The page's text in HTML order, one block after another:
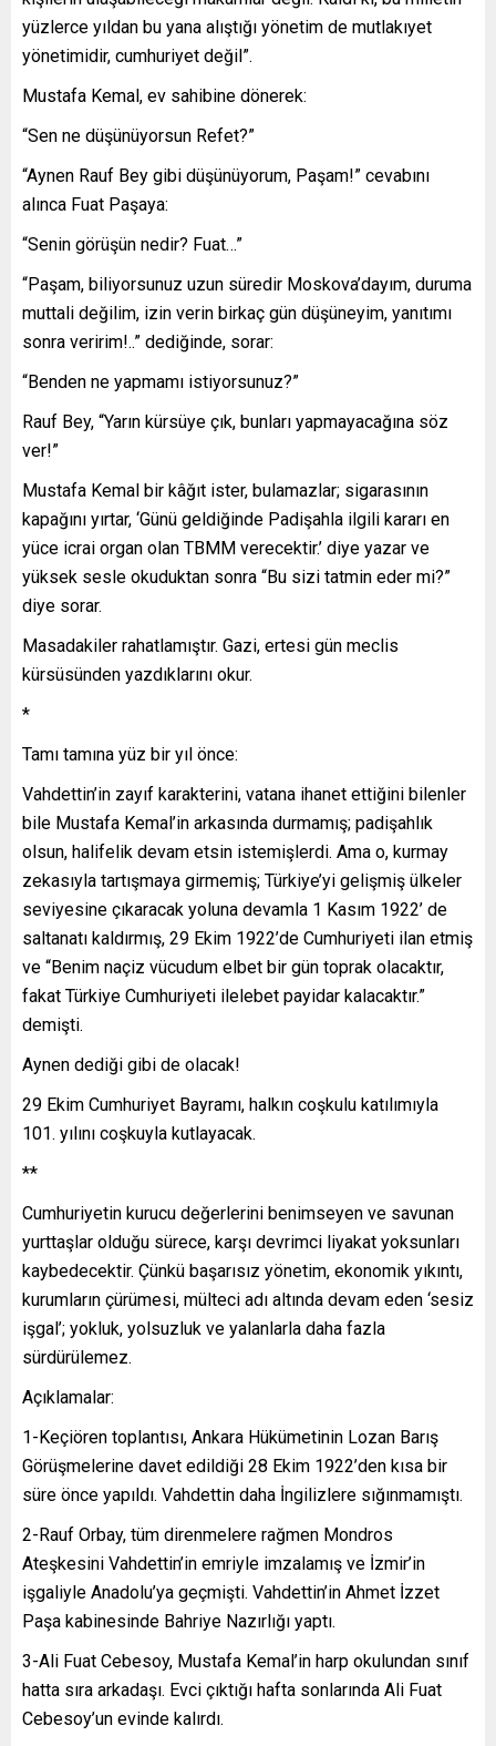
yüzlerce yıldan bu yana alıştığı yönetim de mutlakıyet
yönetimidir, cumhuriyet değil”.
Mustafa Kemal, ev sahibine dönerek:
“Sen ne düşünüyorsun Refet?”
“Aynen Rauf Bey gibi düşünüyorum, Paşam!” cevabını
alınca Fuat Paşaya:
“Senin görüşün nedir? Fuat…”
“Paşam, biliyorsunuz uzun süredir Moskova’dayım, duruma
muttali değilim, izin verin birkaç gün düşüneyim, yanıtımı
sonra veririm!..” dediğinde, sorar:
“Benden ne yapmamı istiyorsunuz?”
Rauf Bey, “Yarın kürsüye çık, bunları yapmayacağına söz
ver!”
Mustafa Kemal bir kâğıt ister, bulamazlar; sigarasının
kapağını yırtar, ‘Günü geldiğinde Padişahla ilgili kararı en
yüce icrai organ olan TBMM verecektir.’ diye yazar ve
yüksek sesle okuduktan sonra “Bu sizi tatmin eder mi?”
diye sorar.
Masadakiler rahatlamıştır. Gazi, ertesi gün meclis
kürsüsünden yazdıklarını okur.
*
Tamı tamına yüz bir yıl önce:
Vahdettin’in zayıf karakterini, vatana ihanet ettiğini bilenler
bile Mustafa Kemal’in arkasında durmamış; padişahlık
olsun, halifelik devam etsin istemişlerdi. Ama o, kurmay
zekasıyla tartışmaya girmemiş; Türkiye’yi gelişmiş ülkeler
seviyesine çıkaracak yoluna devamla 1 Kasım 1922’ de
saltanatı kaldırmış, 29 Ekim 1922’de Cumhuriyeti ilan etmiş
ve “Benim naçiz vücudum elbet bir gün toprak olacaktır,
fakat Türkiye Cumhuriyeti ilelebet payidar kalacaktır.”
demişti.
Aynen dediği gibi de olacak!
29 Ekim Cumhuriyet Bayramı, halkın coşkulu katılımıyla
101. yılını coşkuyla kutlayacak.
**
Cumhuriyetin kurucu değerlerini benimseyen ve savunan
yurttaşlar olduğu sürece, karşı devrimci liyakat yoksunları
kaybedecektir. Çünkü başarısız yönetim, ekonomik yıkıntı,
kurumların çürümesi, mülteci adı altında devam eden ‘sesiz
işgal’; yokluk, yolsuzluk ve yalanlarla daha fazla
sürdürülemez.
Açıklamalar:
1-Keçiören toplantısı, Ankara Hükümetinin Lozan Barış
Görüşmelerine davet edildiği 28 Ekim 1922’den kısa bir
süre önce yapıldı. Vahdettin daha İngilizlere sığınmamıştı.
2-Rauf Orbay, tüm direnmelere rağmen Mondros
Ateşkesini Vahdettin’in emriyle imzalamış ve İzmir’in
işgaliyle Anadolu’ya geçmişti. Vahdettin’in Ahmet İzzet
Paşa kabinesinde Bahriye Nazırlığı yaptı.
3-Ali Fuat Cebesoy, Mustafa Kemal’in harp okulundan sınıf
hatta sıra arkadaşı. Evci çıktığı hafta sonlarında Ali Fuat
Cebesoy’un evinde kalırdı.